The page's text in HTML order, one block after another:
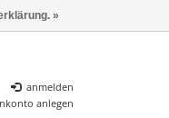
anmelden
anlegen
»